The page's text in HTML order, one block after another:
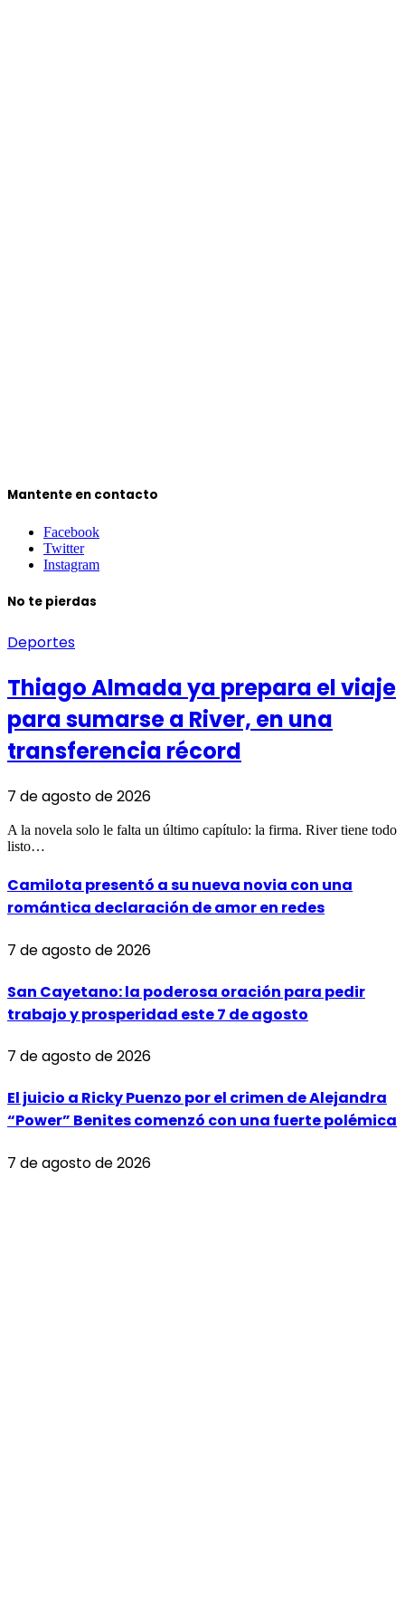
Mantente en contacto
Facebook
Twitter
Instagram
No te pierdas
Deportes
Thiago Almada ya prepara el viaje
para sumarse a River, en una
transferencia récord
7 de agosto de 2026
A la novela solo le falta un último capítulo: la firma. River tiene todo
listo…
Camilota presentó a su nueva novia con una
romántica declaración de amor en redes
7 de agosto de 2026
San Cayetano: la poderosa oración para pedir
trabajo y prosperidad este 7 de agosto
7 de agosto de 2026
El juicio a Ricky Puenzo por el crimen de Alejandra
“Power” Benites comenzó con una fuerte polémica
7 de agosto de 2026